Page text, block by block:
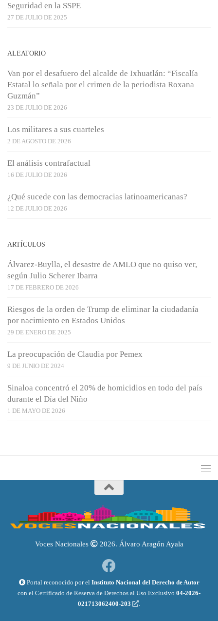
Seguridad en la SSPE
27 DE JULIO DE 2025
ALEATORIO
Van por el desafuero del alcalde de Ixhuatlán: “Fiscalía
Estatal lo señala por el crimen de la periodista Roxana
Guzmán”
23 DE JULIO DE 2026
Los militares a sus cuarteles
2 DE AGOSTO DE 2026
El análisis contrafactual
16 DE JULIO DE 2026
¿Qué sucede con las democracias latinoamericanas?
12 DE JULIO DE 2026
ARTÍCULOS
Álvarez-Buylla, el desastre de AMLO que no quiso ver,
según Julio Scherer Ibarra
17 DE FEBRERO DE 2026
Riesgos de la orden de Trump de eliminar la ciudadanía
por nacimiento en Estados Unidos
29 DE ENERO DE 2025
La preocupación de Claudia por Pemex
9 DE JUNIO DE 2024
Sinaloa concentró el 20% de homicidios en todo del país
durante el Día del Niño
1 DE MAYO DE 2026
Voces Nacionales 2026. Álvaro Aragón Ayala
Portal reconocido por el Instituto Nacional del Derecho de Autor
con el Certificado de Reserva de Derechos al Uso Exclusivo 04-2026-
021713062400-203
.